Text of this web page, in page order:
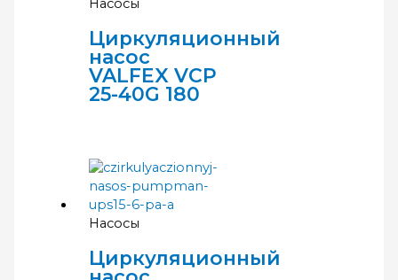
Насосы
Циркуляционный
насос
VALFEX VCP
25-40G 180
Насосы
Циркуляционный